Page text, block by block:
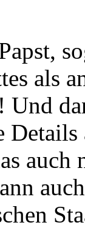
als
Und